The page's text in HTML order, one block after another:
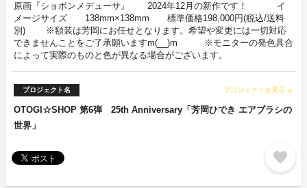
原画『ショボンメデューサ』 2024年12月の新作です！ イ
メージサイズ 138mm×138mm 標準価格198,000円(税込/送料
別) ※額装は芳岡にお任せとなります。希望や変更には一切対応
できませんことをご了承願いますm(__)m ※モニターの発色具合
によって実際のものと色が異なる場合がございます。
プロジェクト名 プロジェクトを見る arrow_forward
OTOGI☆SHOP 第6弾 25th Anniversary「芳岡ひでき エアブラシの
世界」
favorite